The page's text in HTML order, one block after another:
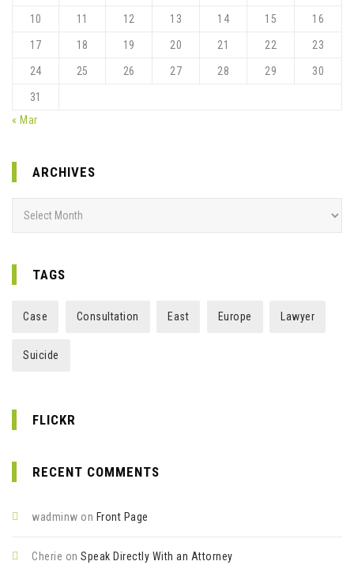
10 11 12 13 14 15 16
17 18 19 20 21 22 23
24 25 26 27 28 29 30
31
« Mar
ARCHIVES
TAGS
Case Consultation East Europe Lawyer
Suicide
FLICKR
RECENT COMMENTS
wadminw on Front Page
Cherie on Speak Directly With an Attorney